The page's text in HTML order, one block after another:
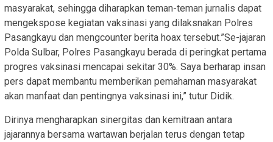
masyarakat, sehingga diharapkan teman-teman jurnalis dapat
mengekspose kegiatan vaksinasi yang dilaksnakan Polres
Pasangkayu dan mengcounter berita hoax tersebut.”Se-jajaran
Polda Sulbar, Polres Pasangkayu berada di peringkat pertama
progres vaksinasi mencapai sekitar 30%. Saya berharap insan
pers dapat membantu memberikan pemahaman masyarakat
akan manfaat dan pentingnya vaksinasi ini,” tutur Didik.
Dirinya mengharapkan sinergitas dan kemitraan antara
jajarannya bersama wartawan berjalan terus dengan tetap